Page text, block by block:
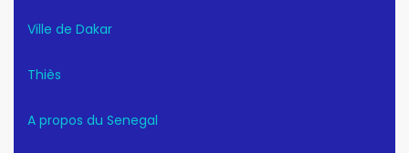
Ville de Dakar
Thiès
A propos du Senegal